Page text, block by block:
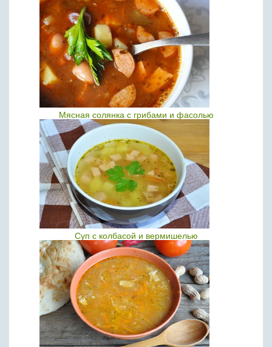
Мясная солянка с грибами и фасолью
Суп с колбасой и вермишелью